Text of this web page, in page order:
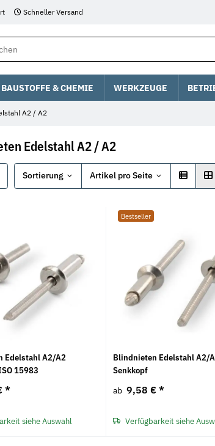
Schneller Versand
BAUSTOFFE & CHEMIE WERKZEUGE
A2 / A2
Edelstahl A2 / A2
Sortierung Artikel pro Seite
Edelstahl A2/A2
15983
*
siehe Auswahl
Bestseller
Blindnieten Edelstahl A2/
Senkkopf
ab 9,58 € *
Verfügbarkeit siehe